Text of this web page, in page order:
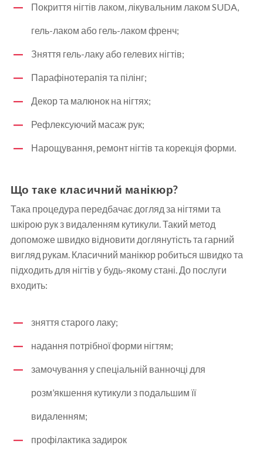
Покриття нігтів лаком, лікувальним лаком SUDA,
гель-лаком або гель-лаком френч;
Зняття гель-лаку або гелевих нігтів;
Парафінотерапія та пілінг;
Декор та малюнок на нігтях;
Рефлексуючий масаж рук;
Нарощування, ремонт нігтів та корекція форми.
Що таке класичний манікюр?
Така процедура передбачає догляд за нігтями та
шкірою рук з видаленням кутикули. Такий метод
допоможе швидко відновити доглянутість та гарний
вигляд рукам. Класичний манікюр робиться швидко та
підходить для нігтів у будь-якому стані. До послуги
входить:
зняття старого лаку;
надання потрібної форми нігтям;
замочування у спеціальній ванночці для
розм’якшення кутикули з подальшим її
видаленням;
профілактика задирок